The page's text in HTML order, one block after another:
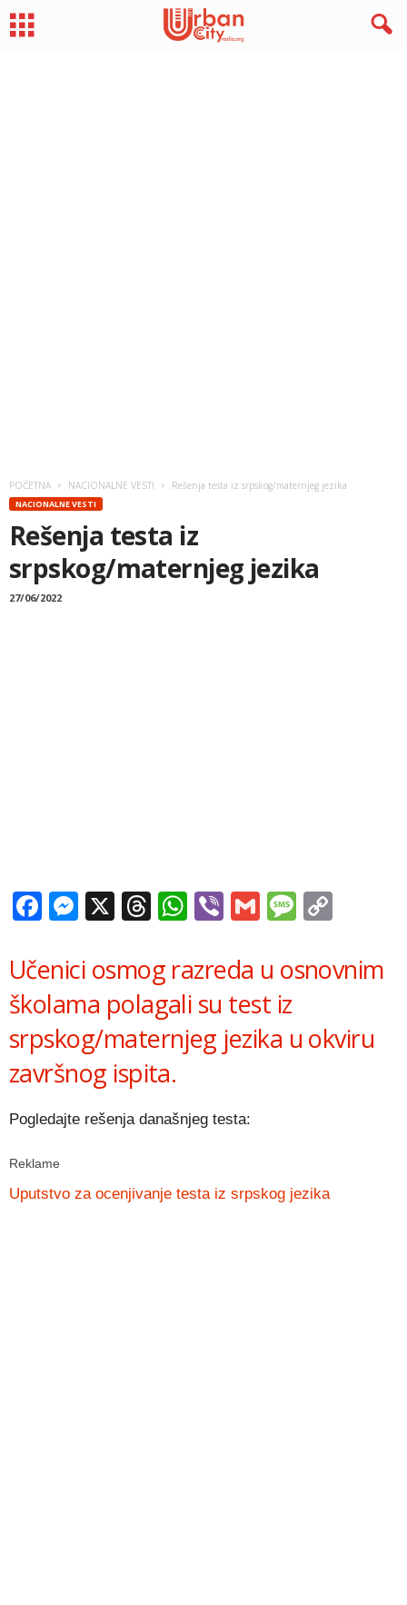
POČETNA NACIONALNE VESTI Rešenja testa iz srpskog/maternjeg jezika
NACIONALNE VESTI
Rešenja testa iz
srpskog/maternjeg jezika
27/06/2022
Facebook
Messenger
X Threads
WhatsApp
ViberGmail
Učenici osmog razreda u osnovnim
školama polagali su test iz
srpskog/maternjeg jezika u okviru
završnog ispita.
Pogledajte rešenja današnjeg testa:
Reklame
Uputstvo za ocenjivanje testa iz srpskog jezika